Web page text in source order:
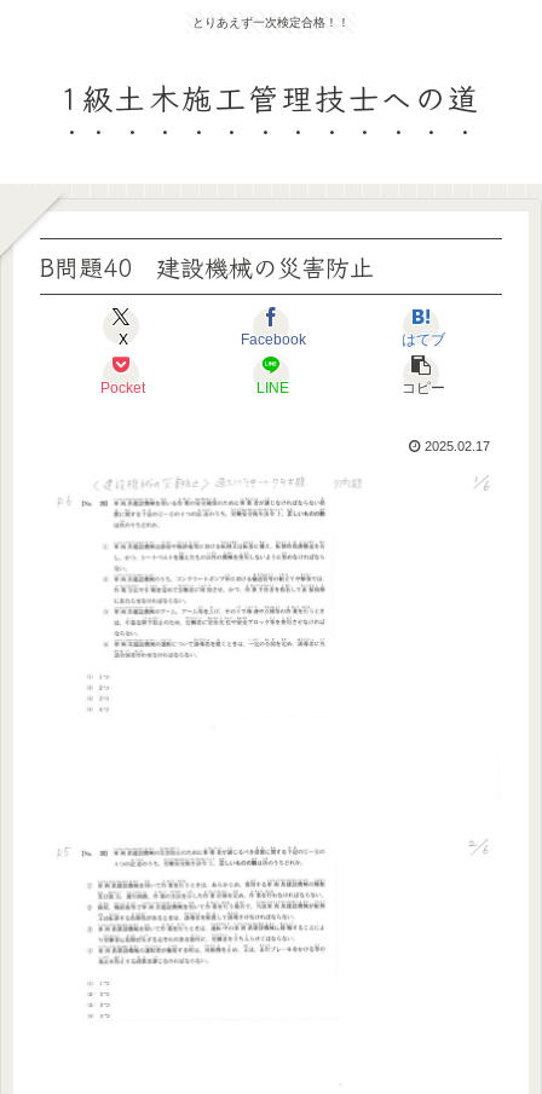
とりあえず一次検定合格！！
1級土木施工管理技士への道
B問題40 建設機械の災害防止
X Facebook はてブ
Pocket LINE コピー
2025.02.17